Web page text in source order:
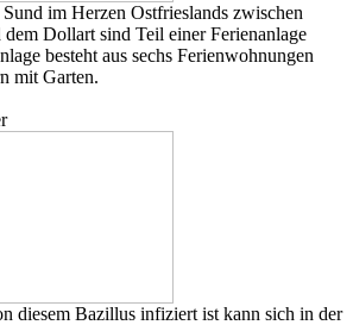
im Herzen Ostfrieslands zwischen
Dollart sind Teil einer Ferienanlage
besteht aus sechs Ferienwohnungen
mit Garten.
diesem Bazillus infiziert ist kann sich in der